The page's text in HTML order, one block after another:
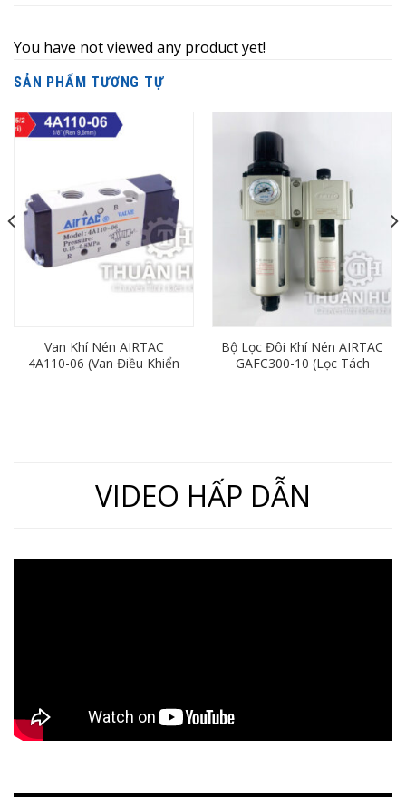
You have not viewed any product yet!
SẢN PHẨM TƯƠNG TỰ
Van Khí Nén AIRTAC
4A110-06 (Van Điều Khiển
Bộ Lọc Đôi Khí Nén AIRTAC
GAFC300-10 (Lọc Tách
VIDEO HẤP DẪN